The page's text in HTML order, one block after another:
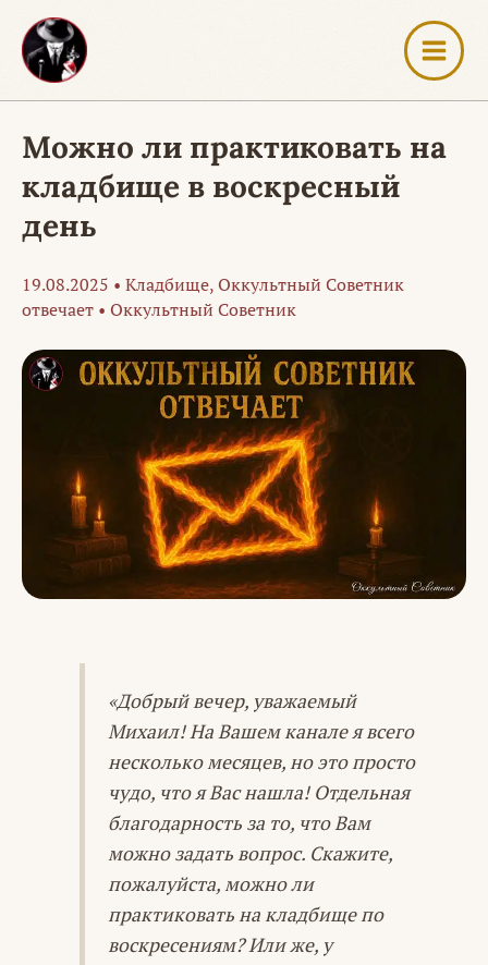
Перейти
содержимому
Можно ли практиковать на
кладбище в воскресный
день
19.08.2025 • Кладбище,Оккультный Советник
отвечает • Оккультный Советник
«Добрый вечер, уважаемый
Михаил! На Вашем канале я всего
несколько месяцев, но это просто
чудо, что я Вас нашла! Отдельная
благодарность за то, что Вам
можно задать вопрос. Скажите,
пожалуйста, можно ли
практиковать на кладбище по
воскресениям? Или же, у